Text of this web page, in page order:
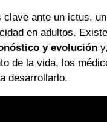
ante un ictus,
en adultos.
y evolución
de la vida, los
desarrollarlo.